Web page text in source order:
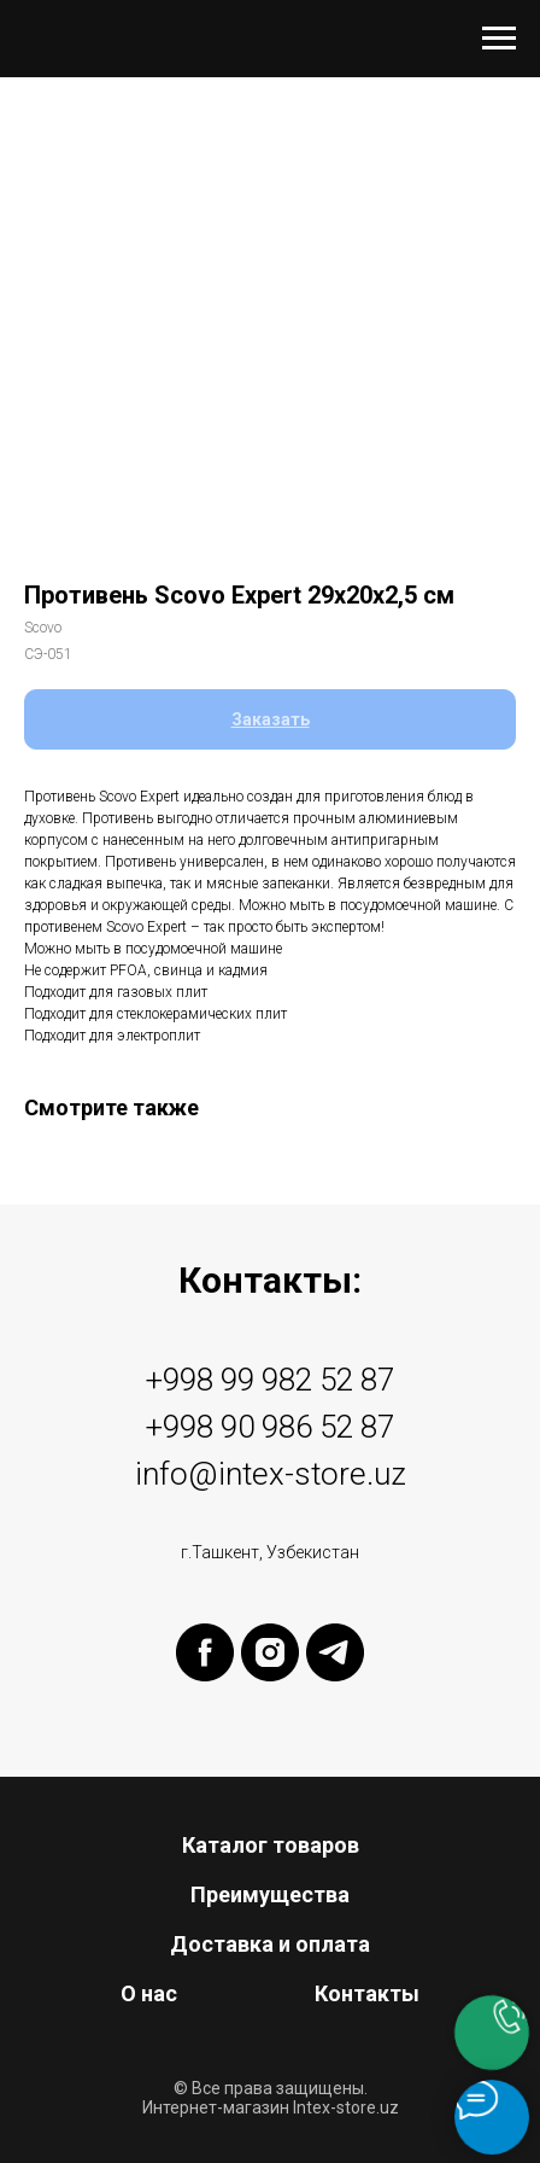
Противень Scovo Expert 29х20х2,5 см
Scovo
СЭ-051
Заказать
Противень Scovo Expert идеально создан для приготовления блюд в
духовке. Противень выгодно отличается прочным алюминиевым
корпусом с нанесенным на него долговечным антипригарным
покрытием. Противень универсален, в нем одинаково хорошо получаются
как сладкая выпечка, так и мясные запеканки. Является безвредным для
здоровья и окружающей среды. Можно мыть в посудомоечной машине. С
противенем Scovo Expert – так просто быть экспертом!
Можно мыть в посудомоечной машине
Не содержит PFOA, свинца и кадмия
Подходит для газовых плит
Подходит для стеклокерамических плит
Подходит для электроплит
Смотрите также
Контакты:
+998 99 982 52 87
+998 90 986 52 87
info@intex-store.uz
г.Ташкент, Узбекистан
Каталог товаров
Преимущества
Доставка и оплата
О нас
Контакты
© Все права защищены.
Интернет-магазин Intex-store.uz